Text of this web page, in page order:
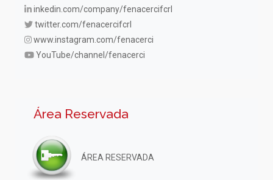
inkedin.com/company/fenacercifcrl
twitter.com/fenacercifcrl
www.instagram.com/fenacerci
YouTube/channel/fenacerci
Área Reservada
ÁREA RESERVADA